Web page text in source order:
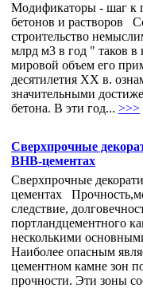
Модификаторы - шаг к
бетонов и растворов
строительство
млрд м3 в год " таков в
мировой объем его
десятилетия XX в.
значительными
бетона. В эти год... >>>
Сверхпрочные
ВНВ-цементах
Сверхпрочные
цементах
следствие,
портландцементного
несколькими
Наиболее опасным
цементном камне зон
прочности. Эти зоны